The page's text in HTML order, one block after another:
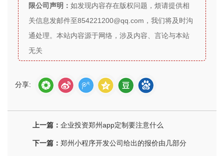
限公司声明： 如发现内容存在版权问题，烦请提供相
关信息发邮件至854221200@qq.com，我们将及时沟
通处理。本站内容源于网络，涉及内容、言论与本站
无关
分享:
上一篇： 企业投资郑州app定制要注意什么
下一篇： 郑州小程序开发公司给出的报价由几部分